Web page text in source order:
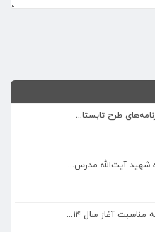
شهید آیت‌الله مدرس...
آغاز سال ۱۴...
مدرس...
۱۴...